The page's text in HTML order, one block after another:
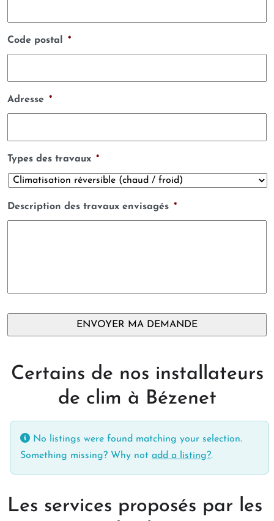
Code postal *
Adresse *
Types des travaux *
Description des travaux envisagés *
Certains de nos installateurs
de clim à Bézenet
No listings were found matching your selection.
Something missing? Why not add a listing?.
Les services proposés par les